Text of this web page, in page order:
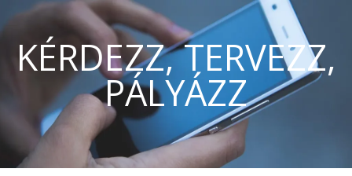
KÉRDEZZ, TERVEZZ,
PÁLYÁZZ